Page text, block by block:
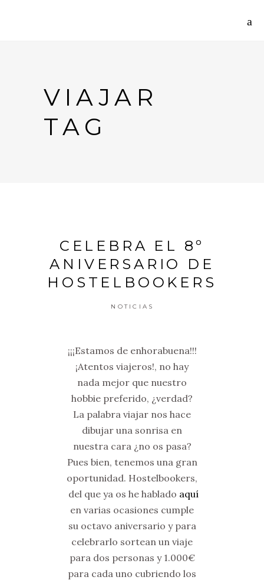
VIAJAR
TAG
CELEBRA EL 8º
ANIVERSARIO DE
HOSTELBOOKERS
NOTICIAS
¡¡¡Estamos de enhorabuena!!!
¡Atentos viajeros!, no hay
nada mejor que nuestro
hobbie preferido, ¿verdad?
La palabra viajar nos hace
dibujar una sonrisa en
nuestra cara ¿no os pasa?
Pues bien, tenemos una gran
oportunidad. Hostelbookers,
del que ya os he hablado aquí
en varias ocasiones cumple
su octavo aniversario y para
celebrarlo sortean un viaje
para dos personas y 1.000€
para cada uno cubriendo los